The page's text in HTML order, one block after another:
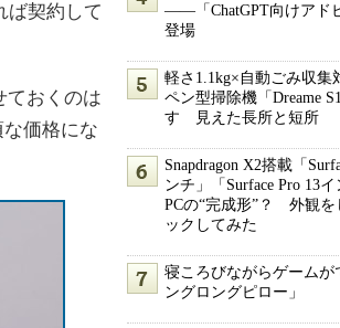
ば契約して
ておくのは
価格にな
――「ChatGPT向けアド
登場
軽さ1.1kg×自動ごみ収集
ペン型掃除機「Dreame
す 見えた長所と短所
Snapdragon X2搭載「
ンチ」「Surface Pro 13
PCの“完成形”？ 外観を
ックしてみた
寝ころびながらゲームが
ングロングピロー」